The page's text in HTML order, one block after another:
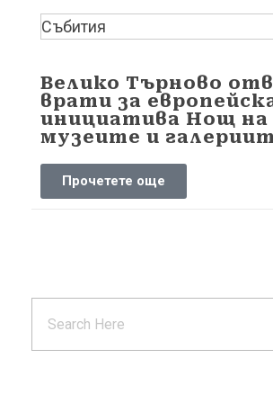
Събития
Велико Търново
врати за
инициатива Нощ на
музеите и
Прочетете още